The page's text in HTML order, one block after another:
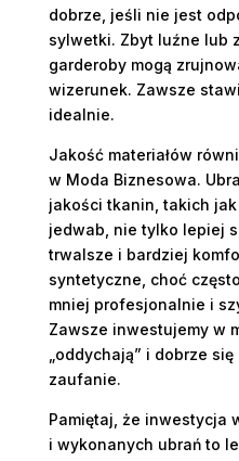
dobrze, jeśli nie jest
sylwetki. Zbyt luźne lub
garderoby mogą
wizerunek. Zawsze
idealnie.
Jakość materiałów
w Moda Biznesowa.
jakości tkanin, takich jak
jedwab, nie tylko lepiej
trwalsze i bardziej
syntetyczne, choć
mniej profesjonalnie i
Zawsze inwestujemy w
„oddychają” i dobrze
zaufanie.
Pamiętaj, że inwestycja
i wykonanych ubrań to